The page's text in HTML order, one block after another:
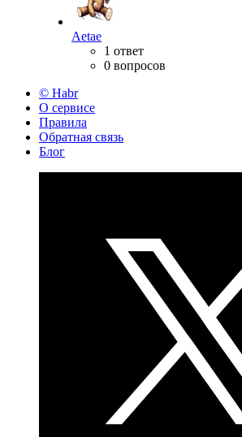
Aetae
1 ответ
0 вопросов
© Habr
О сервисе
Правила
Обратная связь
Блог